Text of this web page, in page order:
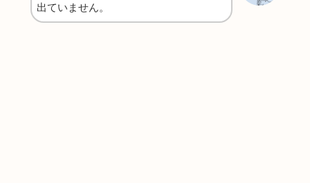
出ていません。